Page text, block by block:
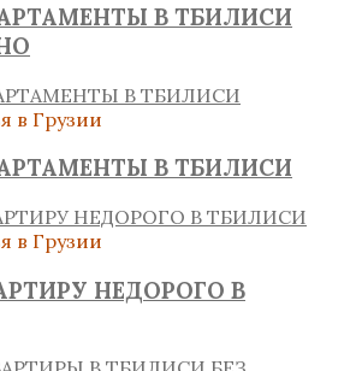
В ТБИЛИСИ
в Грузии
В ТБИЛИСИ
в Грузии
НЕДОРОГО В